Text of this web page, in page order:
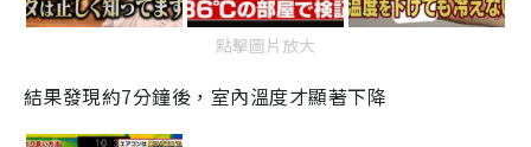
點擊圖片放大
結果發現約7分鐘後，室內溫度才顯著下降